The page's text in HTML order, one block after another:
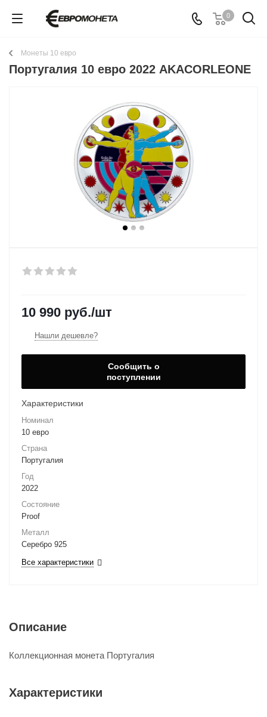
0
Монеты 10 евро
Португалия 10 евро 2022 AKACORLEONE
10 990 руб./шт
Нашли дешевле?
Сообщить о
поступлении
Характеристики
Номинал
10 евро
Страна
Португалия
Год
2022
Состояние
Proof
Металл
Серебро 925
Все характеристики
Описание
Коллекционная монета Португалия
Характеристики